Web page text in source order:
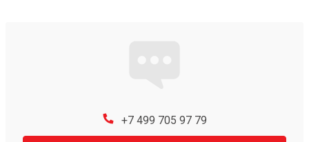
+7 499 705 97 79